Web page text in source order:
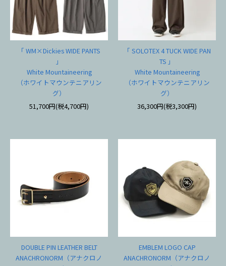
「 WM×Dickies WIDE PANTS
」
White Mountaineering
（ホワイトマウンテニアリン
グ）
51,700円(税4,700円)
「 SOLOTEX 4 TUCK WIDE PAN
TS 」
White Mountaineering
（ホワイトマウンテニアリン
グ）
36,300円(税3,300円)
DOUBLE PIN LEATHER BELT
ANACHRONORM（アナクロノ
EMBLEM LOGO CAP
ANACHRONORM（アナクロノ